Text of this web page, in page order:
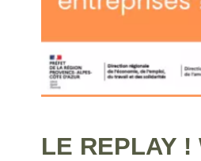
LE REPLAY